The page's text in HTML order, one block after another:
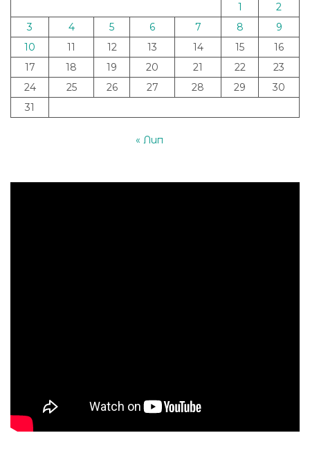
1
2
3
4 5 6 7 8
9
10
11 12 13 14 15
16
17
18 19 20 21 22
23
24
25 26 27 28 29
30
31
« Лип